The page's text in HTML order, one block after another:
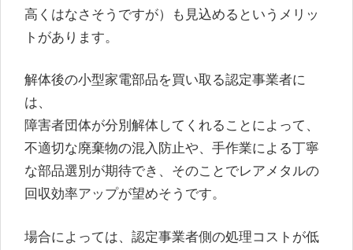
高くはなさそうですが）も見込めるというメリッ
トがあります。
解体後の小型家電部品を買い取る認定事業者に
は、
障害者団体が分別解体してくれることによって、
不適切な廃棄物の混入防止や、手作業による丁寧
な部品選別が期待でき、そのことでレアメタルの
回収効率アップが望めそうです。
場合によっては、認定事業者側の処理コストが低